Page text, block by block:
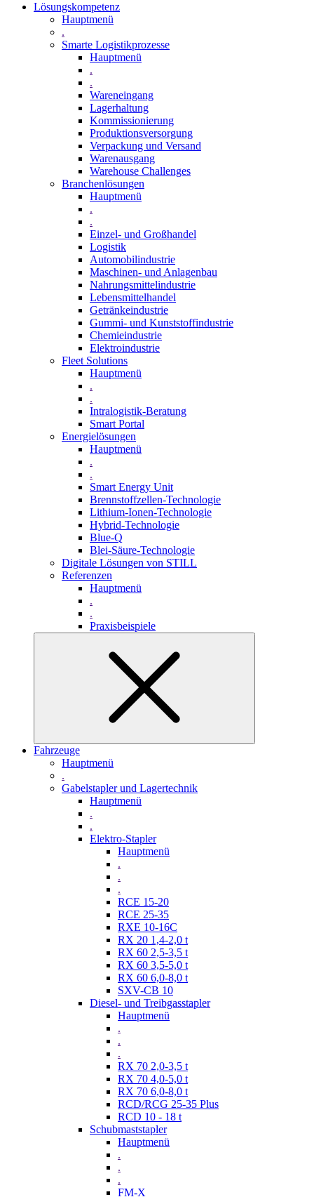
Lösungskompetenz
Hauptmenü
.
Smarte Logistikprozesse
Hauptmenü
.
.
Wareneingang
Lagerhaltung
Kommissionierung
Produktionsversorgung
Verpackung und Versand
Warenausgang
Warehouse Challenges
Branchenlösungen
Hauptmenü
.
.
Einzel- und Großhandel
Logistik
Automobilindustrie
Maschinen- und Anlagenbau
Nahrungsmittelindustrie
Lebensmittelhandel
Getränkeindustrie
Gummi­- und Kunststoffindustrie
Chemieindustrie
Elektroindustrie
Fleet Solutions
Hauptmenü
.
.
Intralogistik-Beratung
Smart Portal
Energielösungen
Hauptmenü
.
.
Smart Energy Unit
Brennstoffzellen-Technologie
Lithium-Ionen-Technologie
Hybrid-Technologie
Blue-Q
Blei-Säure-Technologie
Digitale Lösungen von STILL
Referenzen
Hauptmenü
.
.
Praxisbeispiele
Fahrzeuge
Hauptmenü
.
Gabelstapler und Lagertechnik
Hauptmenü
.
.
Elektro-Stapler
Hauptmenü
.
.
.
RCE 15-20
RCE 25-35
RXE 10-16C
RX 20 1,4-2,0 t
RX 60 2,5-3,5 t
RX 60 3,5-5,0 t
RX 60 6,0-8,0 t
SXV-CB 10
Diesel- und Treibgasstapler
Hauptmenü
.
.
.
RX 70 2,0-3,5 t
RX 70 4,0-5,0 t
RX 70 6,0-8,0 t
RCD/RCG 25-35 Plus
RCD 10 - 18 t
Schubmaststapler
Hauptmenü
.
.
.
FM-X